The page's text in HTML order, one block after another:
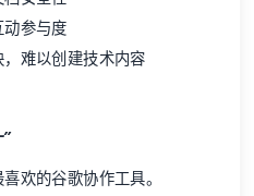
参与度
难以创建技术内容
欢的谷歌协作工具。